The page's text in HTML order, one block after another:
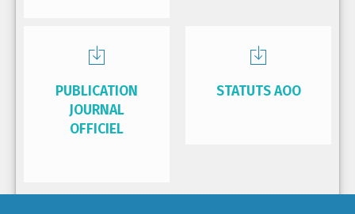
PUBLICATION
JOURNAL
OFFICIEL
STATUTS AOO